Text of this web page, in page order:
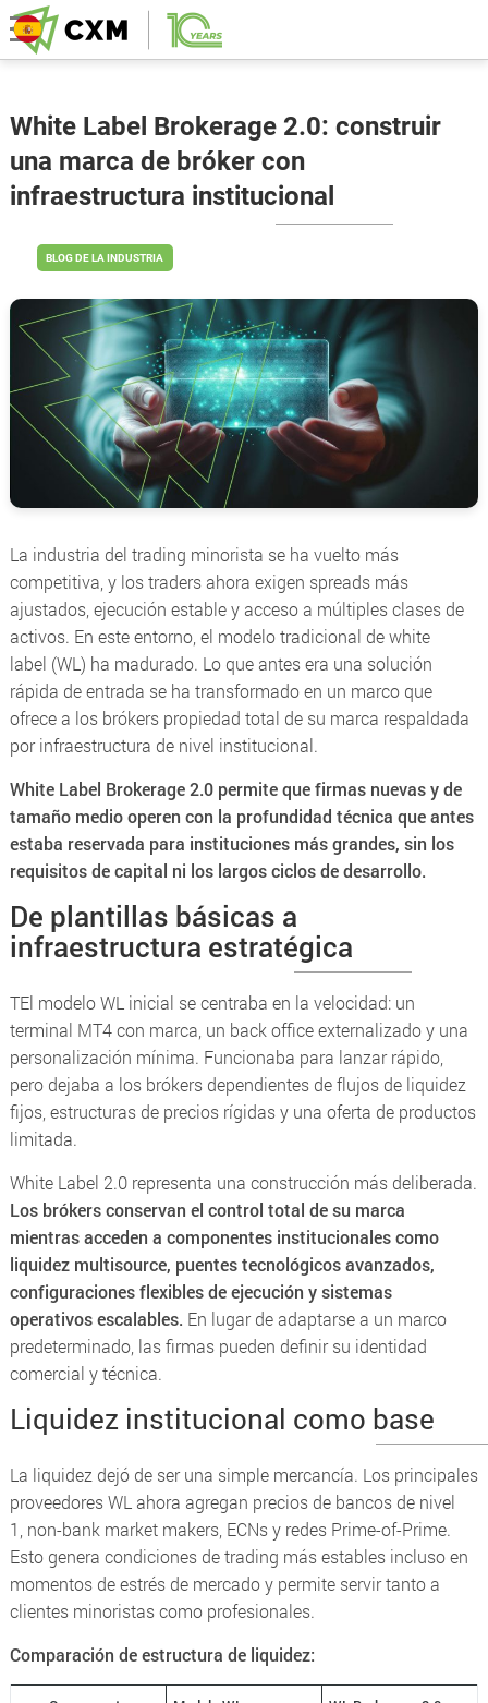
White Label Brokerage 2.0: construir
una marca de bróker con
infraestructura institucional
BLOG DE LA INDUSTRIA
La industria del trading minorista se ha vuelto más
competitiva, y los traders ahora exigen spreads más
ajustados, ejecución estable y acceso a múltiples clases de
activos. En este entorno, el modelo tradicional dewhite
label (WL) ha madurado. Lo que antes era una solución
rápida de entrada se ha transformado en un marco que
ofrece a los brókers propiedad total de su marca respaldada
por infraestructura de nivel institucional.
White Label Brokerage 2.0 permite que firmas nuevas y de
tamaño medio operen con la profundidad técnica que antes
estaba reservada para instituciones más grandes, sin los
requisitos de capital ni los largos ciclos de desarrollo.
De plantillas básicas a
infraestructura estratégica
TEl modelo WL inicial se centraba en la velocidad: un
terminal MT4 con marca, un back office externalizado y una
personalización mínima. Funcionaba para lanzar rápido,
pero dejaba a los brókers dependientes de flujos de liquidez
fijos, estructuras de precios rígidas y una oferta de productos
limitada.
White Label 2.0 representa una construcción más deliberada.
Los brókers conservan el control total de su marca
mientras acceden a componentes institucionales como
liquidez multisource, puentes tecnológicos avanzados,
configuraciones flexibles de ejecución y sistemas
operativos escalables. En lugar de adaptarse a un marco
predeterminado, las firmas pueden definir su identidad
comercial y técnica.
Liquidez institucional como base
La liquidez dejó de ser una simple mercancía. Los principales
proveedores WL ahora agregan precios de bancos de nivel
1, non-bank market makers, ECNs y redes Prime-of-Prime.
Esto genera condiciones de trading más estables incluso en
momentos de estrés de mercado y permite servir tanto a
clientes minoristas como profesionales.
Comparación de estructura de liquidez: